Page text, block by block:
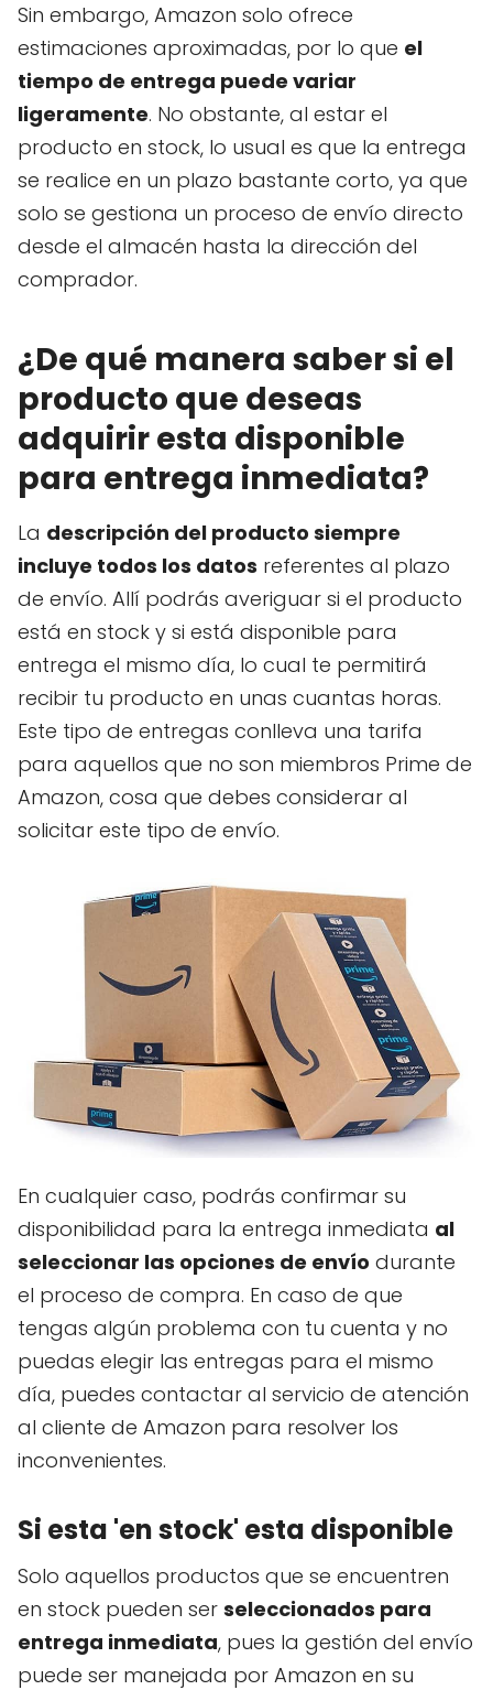
Sin embargo, Amazon solo ofrece
estimaciones aproximadas, por lo que el
tiempo de entrega puede variar
ligeramente. No obstante, al estar el
producto en stock, lo usual es que la entrega
se realice en un plazo bastante corto, ya que
solo se gestiona un proceso de envío directo
desde el almacén hasta la dirección del
comprador.
¿De qué manera saber si el
producto que deseas
adquirir esta disponible
para entrega inmediata?
La descripción del producto siempre
incluye todos los datos referentes al plazo
de envío. Allí podrás averiguar si el producto
está en stock y si está disponible para
entrega el mismo día, lo cual te permitirá
recibir tu producto en unas cuantas horas.
Este tipo de entregas conlleva una tarifa
para aquellos que no son miembros Prime de
Amazon, cosa que debes considerar al
solicitar este tipo de envío.
En cualquier caso, podrás confirmar su
disponibilidad para la entrega inmediata al
seleccionar las opciones de envío durante
el proceso de compra. En caso de que
tengas algún problema con tu cuenta y no
puedas elegir las entregas para el mismo
día, puedes contactar al servicio de atención
al cliente de Amazon para resolver los
inconvenientes.
Si esta 'en stock' esta disponible
Solo aquellos productos que se encuentren
en stock pueden ser seleccionados para
entrega inmediata, pues la gestión del envío
puede ser manejada por Amazon en su